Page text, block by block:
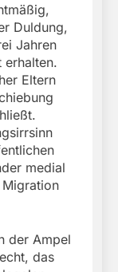
Duldung,
Jahren
erhalten.
Eltern
medial
der Ampel
das